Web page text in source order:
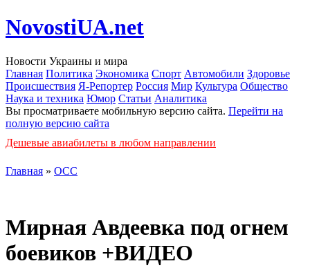
NovostiUA.net
Новости Украины и мира
Главная Политика Экономика Спорт Автомобили Здоровье
Происшествия Я-Репортер Россия Мир Культура Общество
Наука и техника Юмор Статьи Аналитика
Вы просматриваете мобильную версию сайта. Перейти на
полную версию сайта
Дешевые авиабилеты в любом направлении
Главная » ОСС
Мирная Авдеевка под огнем
боевиков +ВИДЕО